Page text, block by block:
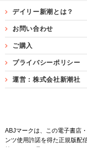
デイリー新潮とは？
お問い合わせ
ご購入
プライバシーポリシー
運営：株式会社新潮社
ABJマークは、この電子書店
ンツ使用許諾を得た正規版配
第6091713号）です。ABJマ